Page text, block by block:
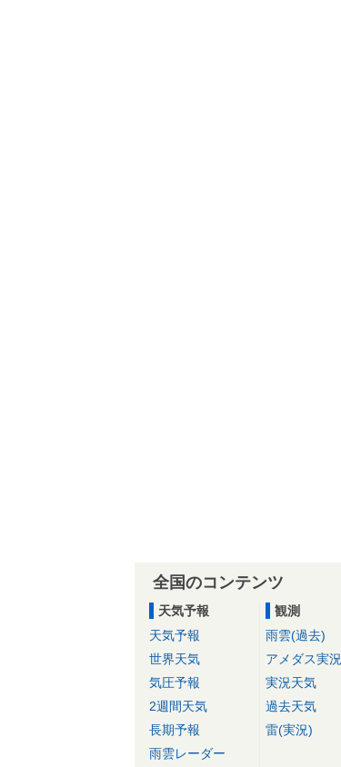
全国のコンテンツ
天気予報
天気予報
世界天気
気圧予報
2週間天気
長期予報
雨雲レーダー
観測
雨雲(過去)
アメダス実況
実況天気
過去天気
雷(実況)